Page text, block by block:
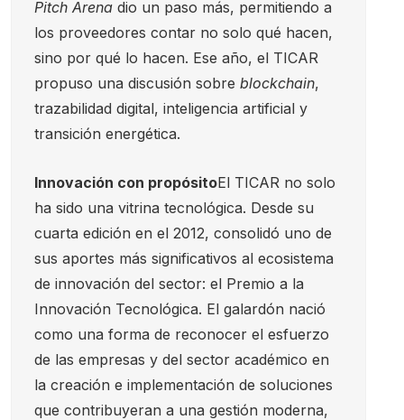
Pitch Arena dio un paso más, permitiendo a
los proveedores contar no solo qué hacen,
sino por qué lo hacen. Ese año, el TICAR
propuso una discusión sobre blockchain,
trazabilidad digital, inteligencia artificial y
transición energética.
Innovación con propósitoEl TICAR no solo
ha sido una vitrina tecnológica. Desde su
cuarta edición en el 2012, consolidó uno de
sus aportes más significativos al ecosistema
de innovación del sector: el Premio a la
Innovación Tecnológica. El galardón nació
como una forma de reconocer el esfuerzo
de las empresas y del sector académico en
la creación e implementación de soluciones
que contribuyeran a una gestión moderna,